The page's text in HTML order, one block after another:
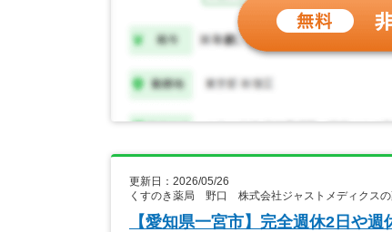
更新日：2026/05/26
くすのき薬局 野口 株式会社ジャストメディクスの
【愛知県一宮市】完全週休2日や